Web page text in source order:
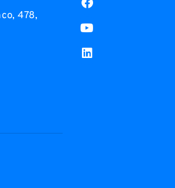
478,